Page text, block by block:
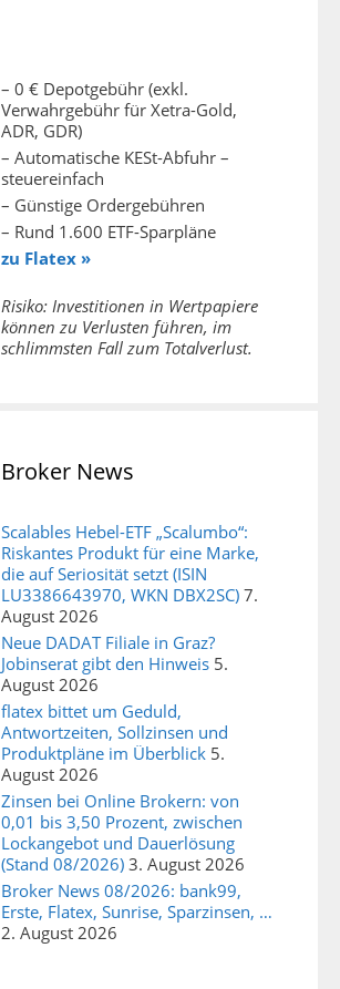
– 0 € Depotgebühr (exkl.
Verwahrgebühr für Xetra-Gold,
ADR, GDR)
– Automatische KESt-Abfuhr –
steuereinfach
– Günstige Ordergebühren
– Rund 1.600 ETF-Sparpläne
zu Flatex »
Risiko: Investitionen in Wertpapiere
können zu Verlusten führen, im
schlimmsten Fall zum Totalverlust.
Broker News
Scalables Hebel-ETF „Scalumbo“:
Riskantes Produkt für eine Marke,
die auf Seriosität setzt (ISIN
LU3386643970, WKN DBX2SC) 7.
August 2026
Neue DADAT Filiale in Graz?
Jobinserat gibt den Hinweis 5.
August 2026
flatex bittet um Geduld,
Antwortzeiten, Sollzinsen und
Produktpläne im Überblick 5.
August 2026
Zinsen bei Online Brokern: von
0,01 bis 3,50 Prozent, zwischen
Lockangebot und Dauerlösung
(Stand 08/2026) 3. August 2026
Broker News 08/2026: bank99,
Erste, Flatex, Sunrise, Sparzinsen, …
2. August 2026